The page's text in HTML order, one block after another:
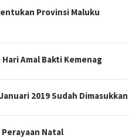
Provinsi Maluku
Amal Bakti Kemenag
2019 Sudah Dimasukkan
Perayaan Natal